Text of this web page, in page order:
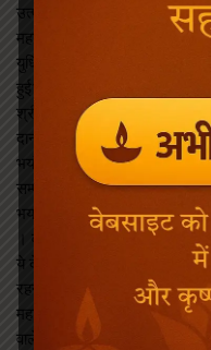
उत्पत्ति एकादशी का व्रत हेमन्त
महाराष्ट्र के अनुसार कार्तिक )
युधिष्ठिर ने भगवान श्रीकृष्ण से
हुई? इस संसार में वह क्यों पवित्र
श्रीभगवान बोले : कुन्तीनन्दन !
दानव रहता था । वह बड़ा ही
भयंकर था । उस कालरुपधारी
सम्पूर्ण देवता उससे परास्त होकर
भयभीत होकर पृथ्वी पर विचरा
। वहाँ इन्द्र ने भगवान शिव के
ये देवता स्वर्गलोक से निकाले जाने
रहना इन्हें शोभा नहीं देता । देव !
महादेवजी ने कहा : देवराज ! जहाँ
वाले जगत के स्वामी भगवान